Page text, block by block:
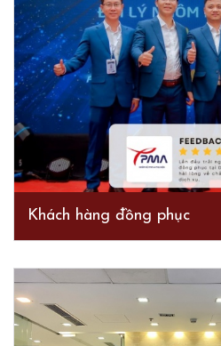
Khách hàng đồng phục